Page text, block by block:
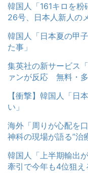
韓国人「161キロを
26号、日本人新人の
韓国人「日本夏の甲
た事」
集英社の新サービス
ァンが反応 無料・
【衝撃】韓国人「日
い」
海外「周りが心配を
神科の現場が語る”治
韓国人「上半期輸出
牽引で今年も4位狙え